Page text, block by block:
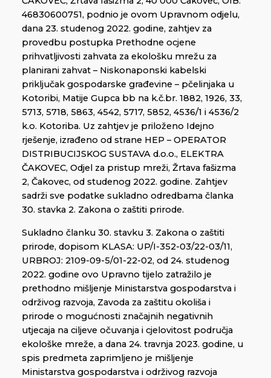
46830600751, podnio je ovom Upravnom odjelu,
dana 23. studenog 2022. godine, zahtjev za
provedbu postupka Prethodne ocjene
prihvatljivosti zahvata za ekološku mrežu za
planirani zahvat – Niskonaponski kabelski
priključak gospodarske građevine – pčelinjaka u
Kotoribi, Matije Gupca bb na k.č.br. 1882, 1926, 33,
5713, 5718, 5863, 4542, 5717, 5852, 4536/1 i 4536/2
k.o. Kotoriba. Uz zahtjev je priloženo Idejno
rješenje, izrađeno od strane HEP – OPERATOR
DISTRIBUCIJSKOG SUSTAVA d.o.o., ELEKTRA
ČAKOVEC, Odjel za pristup mreži, Žrtava fašizma
2, Čakovec, od studenog 2022. godine. Zahtjev
sadrži sve podatke sukladno odredbama članka
30. stavka 2. Zakona o zaštiti prirode.
Sukladno članku 30. stavku 3. Zakona o zaštiti
prirode, dopisom KLASA: UP/I-352-03/22-03/11,
URBROJ: 2109-09-5/01-22-02, od 24. studenog
2022. godine ovo Upravno tijelo zatražilo je
prethodno mišljenje Ministarstva gospodarstva i
održivog razvoja, Zavoda za zaštitu okoliša i
prirode o mogućnosti značajnih negativnih
utjecaja na ciljeve očuvanja i cjelovitost područja
ekološke mreže, a dana 24. travnja 2023. godine, u
spis predmeta zaprimljeno je mišljenje
Ministarstva gospodarstva i održivog razvoja